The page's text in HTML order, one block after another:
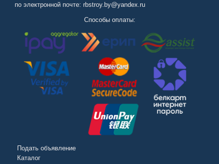
по электронной почте: rbstroy.by@yandex.ru
Способы оплаты:
Подать объявление
Каталог